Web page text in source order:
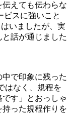
えても伝わらな
ビスに強いこと
いましたが、実
話が通じました
で印象に残った
はなく、規程を
す」とおっしゃ
った規程作りを